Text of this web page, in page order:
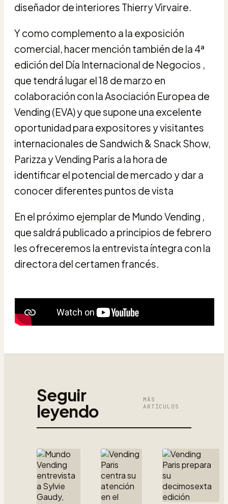
diseñador de interiores Thierry Virvaire.
Y como complemento a la exposición
comercial, hacer mención también de la 4ª
edición del Día Internacional de Negocios ,
que tendrá lugar el 18 de marzo en
colaboración con la Asociación Europea de
Vending (EVA) y que supone una excelente
oportunidad para expositores y visitantes
internacionales de Sandwich & Snack Show,
Parizza y Vending Paris a la hora de
identificar el potencial de mercado y dar a
conocer diferentes puntos de vista
En el próximo ejemplar de Mundo Vending ,
que saldrá publicado a principios de febrero
les ofreceremos la entrevista íntegra con la
directora del certamen francés.
Seguir
leyendo
MÁS
ARTÍCULOS